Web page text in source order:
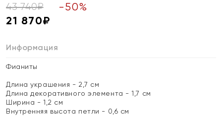
43 740₽ -50%
21 870₽
Информация
Фианиты
Длина украшения - 2,7 см
Длина декоративного элемента - 1,7 см
Ширина - 1,2 см
Внутренняя высота петли - 0,6 см